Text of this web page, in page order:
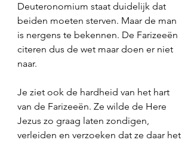
Deuteronomium staat duidelijk dat
beiden moeten sterven. Maar de man
is nergens te bekennen. De Farizeeën
citeren dus de wet maar doen er niet
naar.
Je ziet ook de hardheid van het hart
van de Farizeeën. Ze wilde de Here
Jezus zo graag laten zondigen,
verleiden en verzoeken dat ze daar het